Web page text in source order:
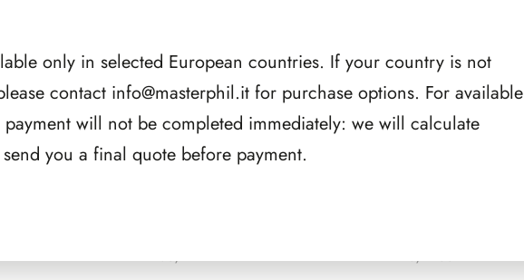
1985/1992
1948/1955
only in selected European countries. If your country is not
contact info@masterphil.itfor purchase options. For available
will not be completed immediately: we will calculate
you a final quote before payment.